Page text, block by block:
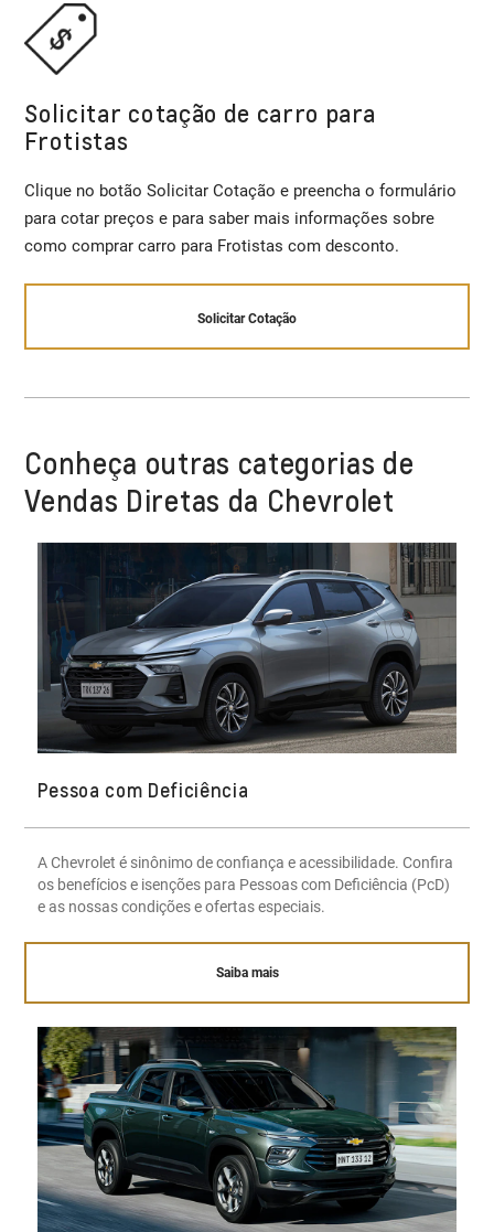
Solicitar cotação de carro para
Frotistas
Clique no botão Solicitar Cotação e preencha o formulário
para cotar preços e para saber mais informações sobre
como comprar carro para Frotistas com desconto.
Solicitar Cotação
Conheça outras categorias de
Vendas Diretas da Chevrolet
Pessoa com Deficiência
A Chevrolet é sinônimo de confiança e acessibilidade. Confira
os benefícios e isenções para Pessoas com Deficiência (PcD)
e as nossas condições e ofertas especiais.
Saiba mais